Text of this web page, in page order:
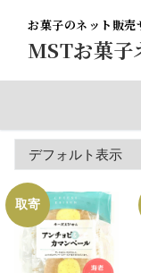
ッ
プ
MSTお菓子
お菓子のネット販売
取寄